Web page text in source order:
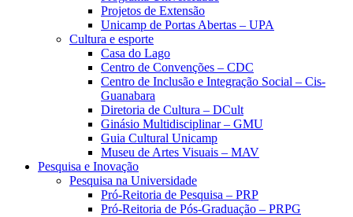
Projetos de Extensão
Unicamp de Portas Abertas – UPA
Cultura e esporte
Casa do Lago
Centro de Convenções – CDC
Centro de Inclusão e Integração Social – Cis-
Guanabara
Diretoria de Cultura – DCult
Ginásio Multidisciplinar – GMU
Guia Cultural Unicamp
Museu de Artes Visuais – MAV
Pesquisa e Inovação
Pesquisa na Universidade
Pró-Reitoria de Pesquisa – PRP
Pró-Reitoria de Pós-Graduação – PRPG